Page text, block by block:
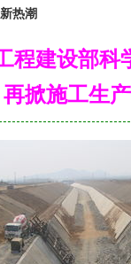
热潮
程建设部科
掀施工生